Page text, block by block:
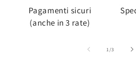
Pagamenti sicuri
(anche in 3 rate)
1/su
3